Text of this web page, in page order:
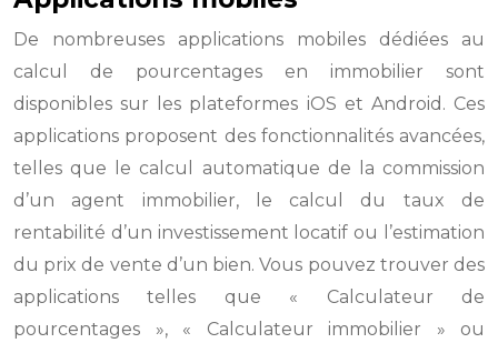
De nombreuses applications mobiles dédiées au
calcul de pourcentages en immobilier sont
disponibles sur les plateformes iOS et Android. Ces
applications proposent des fonctionnalités avancées,
telles que le calcul automatique de la commission
d’un agent immobilier, le calcul du taux de
rentabilité d’un investissement locatif ou l’estimation
du prix de vente d’un bien. Vous pouvez trouver des
applications telles que « Calculateur de
pourcentages », « Calculateur immobilier » ou